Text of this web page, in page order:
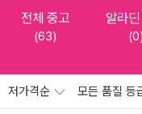
전체 중고
(63)
알라
(0)
저가격순 모든 품질 등